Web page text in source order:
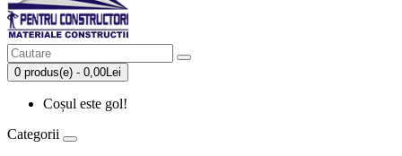
0 produs(e) - 0,00Lei
Coșul este gol!
Categorii